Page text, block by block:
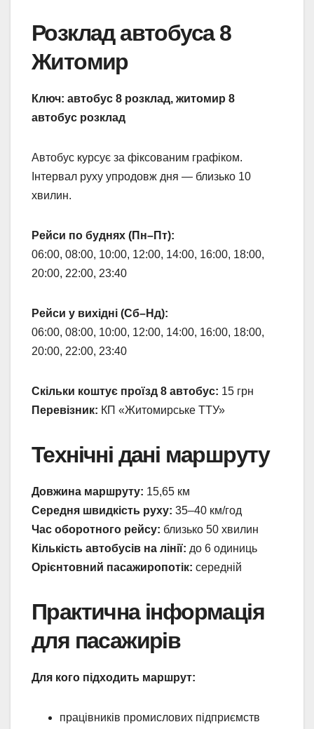
Розклад автобуса 8
Житомир
Ключ: автобус 8 розклад, житомир 8
автобус розклад
Автобус курсує за фіксованим графіком.
Інтервал руху упродовж дня — близько 10
хвилин.
Рейси по буднях (Пн–Пт):
06:00, 08:00, 10:00, 12:00, 14:00, 16:00, 18:00,
20:00, 22:00, 23:40
Рейси у вихідні (Сб–Нд):
06:00, 08:00, 10:00, 12:00, 14:00, 16:00, 18:00,
20:00, 22:00, 23:40
Скільки коштує проїзд 8 автобус: 15 грн
Перевізник: КП «Житомирське ТТУ»
Технічні дані маршруту
Довжина маршруту: 15,65 км
Середня швидкість руху: 35–40 км/год
Час оборотного рейсу: близько 50 хвилин
Кількість автобусів на лінії: до 6 одиниць
Орієнтовний пасажиропотік: середній
Практична інформація
для пасажирів
Для кого підходить маршрут:
працівників промислових підприємств